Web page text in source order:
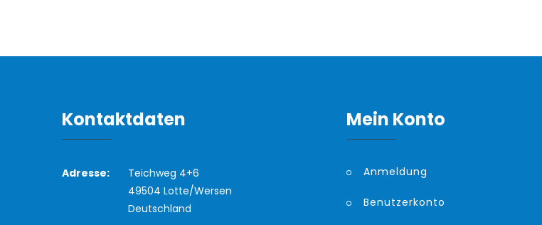
Kontaktdaten
Adresse:
Teichweg 4+6
49504 Lotte/Wersen
Deutschland
Mein Konto
Anmeldung
Benutzerkonto